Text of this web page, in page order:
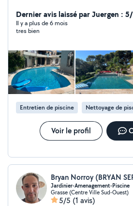
par téléphone Merci
Dernier avis laissé par Juergen :
Il y a plus de 6 mois
tres bien
Entretien de piscine Nettoyage de
Voir le profil
Bryan Norroy (BRYAN
Jardinier-Amenagement-Piscine
Grasse (Centre Ville Sud-Ouest)
5/5 (1 avis)